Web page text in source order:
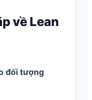
về Lean
đối tượng